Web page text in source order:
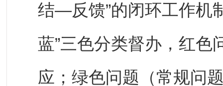
结—反馈”的闭环工作机
蓝”三色分类督办，红色
应；绿色问题（常规问